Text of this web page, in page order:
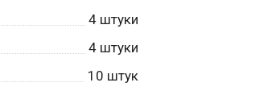
4штуки
4штуки
10 штук